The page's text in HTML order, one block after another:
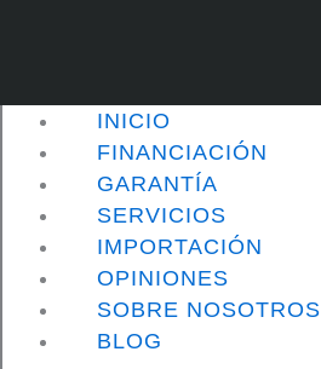
INICIO
FINANCIACIÓN
GARANTÍA
SERVICIOS
IMPORTACIÓN
OPINIONES
SOBRE NOSOTROS
BLOG